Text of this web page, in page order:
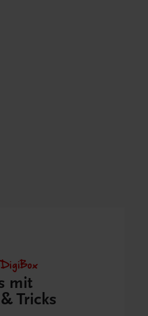
mit
Tricks